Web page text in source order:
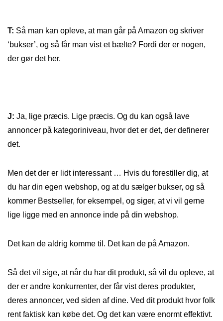
T: Så man kan opleve, at man går på Amazon og skriver
‘bukser’, og så får man vist et bælte? Fordi der er nogen,
der gør det her.
J: Ja, lige præcis. Lige præcis. Og du kan også lave
annoncer på kategoriniveau, hvor det er det, der definerer
det.
Men det der er lidt interessant … Hvis du forestiller dig, at
du har din egen webshop, og at du sælger bukser, og så
kommer Bestseller, for eksempel, og siger, at vi vil gerne
lige ligge med en annonce inde på din webshop.
Det kan de aldrig komme til. Det kan de på Amazon.
Så det vil sige, at når du har dit produkt, så vil du opleve, at
der er andre konkurrenter, der får vist deres produkter,
deres annoncer, ved siden af dine. Ved dit produkt hvor folk
rent faktisk kan købe det. Og det kan være enormt effektivt.